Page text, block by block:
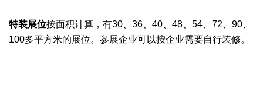
特装展位按面积计算，有30、36、40、48、54 72 、90
100多平方米的展位。 参展企业可以按企业需要自行装修。